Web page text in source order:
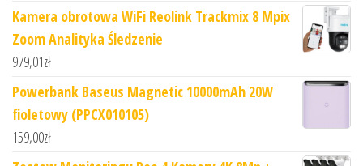
Kamera obrotowa WiFi Reolink Trackmix 8 Mpix
Zoom Analityka Śledzenie
979,01zł
Powerbank Baseus Magnetic 10000mAh 20W
fioletowy (PPCX010105)
159,00zł